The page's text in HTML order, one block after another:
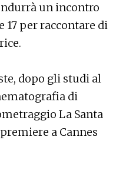
un incontro
17 per raccontare di
dopo gli studi al
di
La Santa
a Cannes